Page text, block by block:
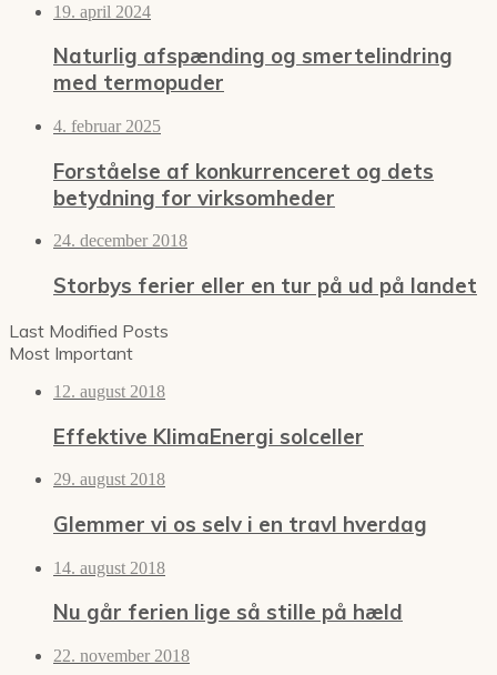
19. april 2024
Naturlig afspænding og smertelindring
med termopuder
4. februar 2025
Forståelse af konkurrenceret og dets
betydning for virksomheder
24. december 2018
Storbys ferier eller en tur på ud på landet
Last Modified Posts
Most Important
12. august 2018
Effektive KlimaEnergi solceller
29. august 2018
Glemmer vi os selv i en travl hverdag
14. august 2018
Nu går ferien lige så stille på hæld
22. november 2018